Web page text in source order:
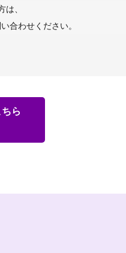
、
合わせください。
ら